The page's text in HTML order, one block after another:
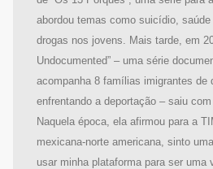
abordou temas como suicídio,
drogas nos jovens. Mais tarde, em
Undocumented” – uma série
acompanha 8 famílias imigrantes de
enfrentando a deportação – saiu
Naquela época, ela afirmou para a
mexicana-norte americana, sinto
usar minha plataforma para ser uma